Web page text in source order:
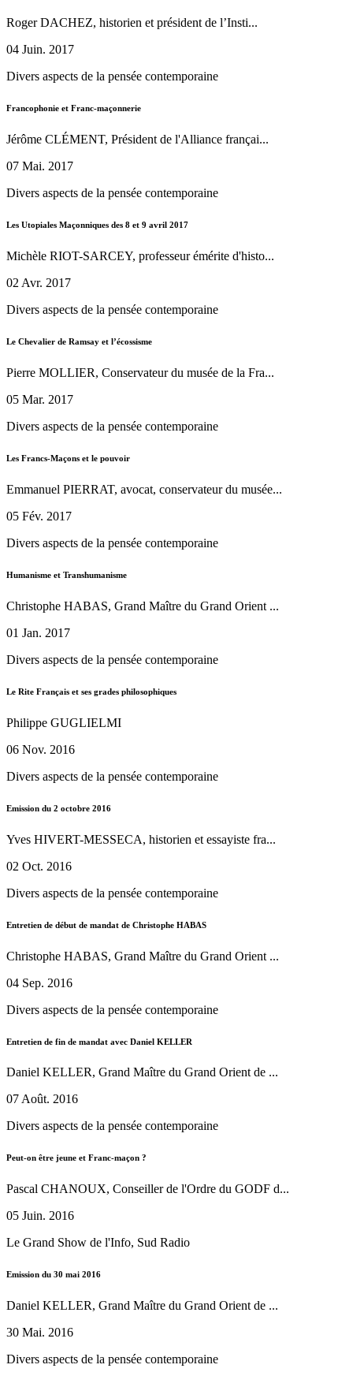
Roger DACHEZ, historien et président de l’Insti...
04 Juin. 2017
Divers aspects de la pensée contemporaine
Francophonie et Franc-maçonnerie
Jérôme CLÉMENT, Président de l'Alliance françai...
07 Mai. 2017
Divers aspects de la pensée contemporaine
Les Utopiales Maçonniques des 8 et 9 avril 2017
Michèle RIOT-SARCEY, professeur émérite d'histo...
02 Avr. 2017
Divers aspects de la pensée contemporaine
Le Chevalier de Ramsay et l’écossisme
Pierre MOLLIER, Conservateur du musée de la Fra...
05 Mar. 2017
Divers aspects de la pensée contemporaine
Les Francs-Maçons et le pouvoir
Emmanuel PIERRAT, avocat, conservateur du musée...
05 Fév. 2017
Divers aspects de la pensée contemporaine
Humanisme et Transhumanisme
Christophe HABAS, Grand Maître du Grand Orient ...
01 Jan. 2017
Divers aspects de la pensée contemporaine
Le Rite Français et ses grades philosophiques
Philippe GUGLIELMI
06 Nov. 2016
Divers aspects de la pensée contemporaine
Emission du 2 octobre 2016
Yves HIVERT-MESSECA, historien et essayiste fra...
02 Oct. 2016
Divers aspects de la pensée contemporaine
Entretien de début de mandat de Christophe HABAS
Christophe HABAS, Grand Maître du Grand Orient ...
04 Sep. 2016
Divers aspects de la pensée contemporaine
Entretien de fin de mandat avec Daniel KELLER
Daniel KELLER, Grand Maître du Grand Orient de ...
07 Août. 2016
Divers aspects de la pensée contemporaine
Peut-on être jeune et Franc-maçon ?
Pascal CHANOUX, Conseiller de l'Ordre du GODF d...
05 Juin. 2016
Le Grand Show de l'Info, Sud Radio
Emission du 30 mai 2016
Daniel KELLER, Grand Maître du Grand Orient de ...
30 Mai. 2016
Divers aspects de la pensée contemporaine